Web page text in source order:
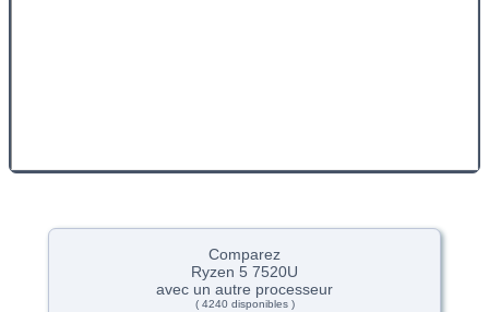
Comparez
Ryzen 5 7520U
avec un autre processeur
( 4240 disponibles )